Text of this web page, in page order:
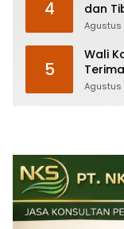
4
dan
Johar
Agustus
5
Wali
Agustus